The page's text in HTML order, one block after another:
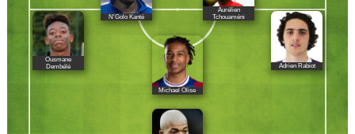
N'Golo Kanté
Aurélien
Tchouaméni
Ousmane
Dembélé
Michael Olise
Adrien Rabiot